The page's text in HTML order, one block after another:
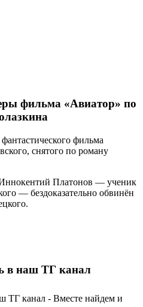
фильма «Авиатор» по
фильма
снятого по роману
Платонов — ученик
— бездоказательно обвинён
в наш ТГ канал
ТГ канал - Вместе найдем и